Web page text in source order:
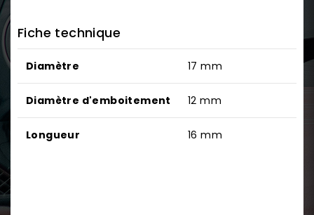
Fiche technique
Diamètre 17 mm
Diamètre d'emboitement 12 mm
Longueur 16 mm